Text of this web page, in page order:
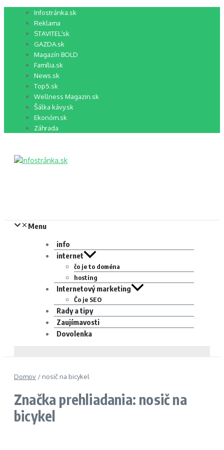
Preskočiť Infostránka.sk
Reklama
STAVITEĽ.sk
GAZDA.sk
Magazín BOLD
Família.sk
News.sk
Top5.sk
Wellness Magazin.sk
Šálka kávy.sk
Ekonóm.sk
Záhrada
Menu
info
internet
čo je to doména
hosting
Internetový marketing
Čo je SEO
Rady a tipy
Zaujímavosti
Dovolenka
Domov / nosič na bicykel
Značka prehliadania: nosič na
bicykel